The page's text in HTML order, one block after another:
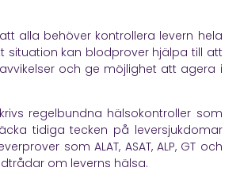
alla behöver kontrollera levern hela
situation kan blodprover hjälpa till att
och ge möjlighet att agera i
regelbundna hälsokontroller som
tidiga tecken på leversjukdomar
som ALAT, ASAT, ALP, GT och
om leverns hälsa.